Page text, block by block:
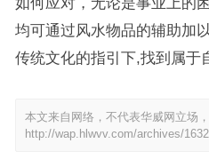
均可通过风水物品的辅助加
传统文化的指引下,找到属于
本文来自网络，不代表华威网立场
http://wap.hlwvv.com/archives/